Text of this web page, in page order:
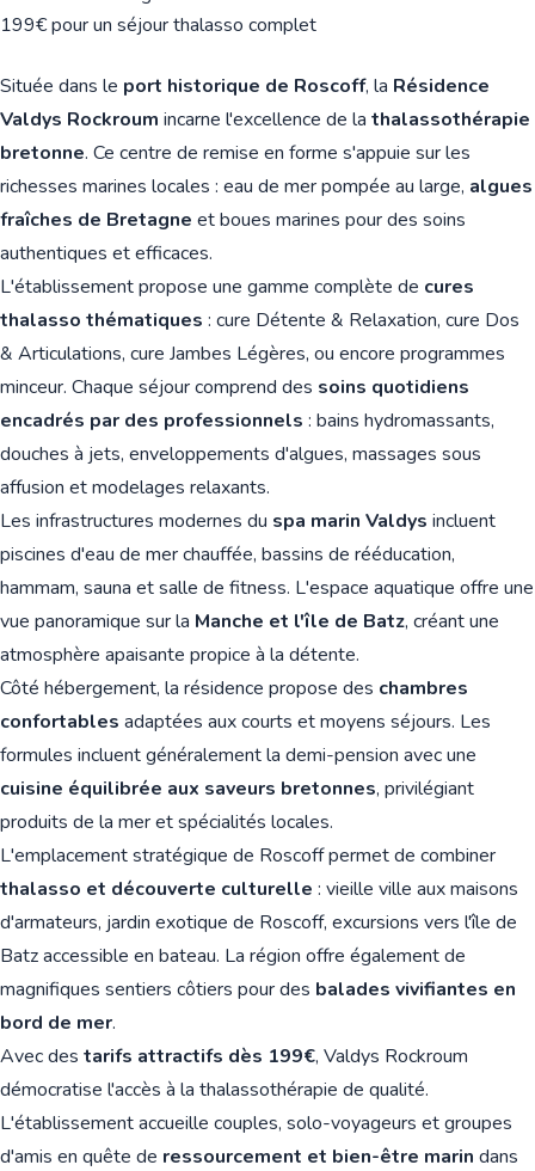
199€ pour un séjour thalasso complet
Située dans le port historique de Roscoff, la Résidence
Valdys Rockroum incarne l'excellence de la thalassothérapie
bretonne. Ce centre de remise en forme s'appuie sur les
richesses marines locales : eau de mer pompée au large, algues
fraîches de Bretagne et boues marines pour des soins
authentiques et efficaces.
L'établissement propose une gamme complète de cures
thalasso thématiques : cure Détente & Relaxation, cure Dos
& Articulations, cure Jambes Légères, ou encore programmes
minceur. Chaque séjour comprend des soins quotidiens
encadrés par des professionnels : bains hydromassants,
douches à jets, enveloppements d'algues, massages sous
affusion et modelages relaxants.
Les infrastructures modernes du spa marin Valdys incluent
piscines d'eau de mer chauffée, bassins de rééducation,
hammam, sauna et salle de fitness. L'espace aquatique offre une
vue panoramique sur la Manche et l'île de Batz, créant une
atmosphère apaisante propice à la détente.
Côté hébergement, la résidence propose des chambres
confortables adaptées aux courts et moyens séjours. Les
formules incluent généralement la demi-pension avec une
cuisine équilibrée aux saveurs bretonnes, privilégiant
produits de la mer et spécialités locales.
L'emplacement stratégique de Roscoff permet de combiner
thalasso et découverte culturelle : vieille ville aux maisons
d'armateurs, jardin exotique de Roscoff, excursions vers l'île de
Batz accessible en bateau. La région offre également de
magnifiques sentiers côtiers pour des balades vivifiantes en
bord de mer.
Avec des tarifs attractifs dès 199€, Valdys Rockroum
démocratise l'accès à la thalassothérapie de qualité.
L'établissement accueille couples, solo-voyageurs et groupes
d'amis en quête de ressourcement et bien-être marin dans